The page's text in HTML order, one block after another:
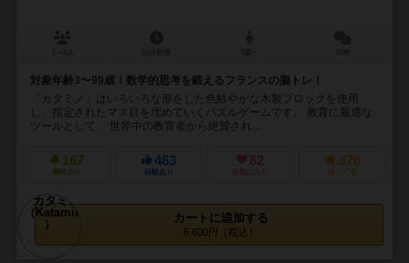
対象年齢3〜99歳！数学的思考を鍛えるフランスの脳トレ！
「カタミノ」はいろいろな形をした色鮮やかな木製ブロックを使用
し、指定されたマス目を埋めていくパズルゲームです。 教育に最適な
ツールとして、 世界中の教育者から絶賛され...
167
興味あり
463
経験あり
82
お気に入り
378
持ってる
カートに追加する
6,600円（税込）